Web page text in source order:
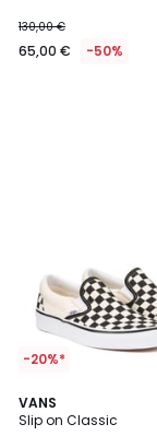
130,00 €
65,00 € -50%
-20%*
VANS
Slip on Classic
4,5
/ 5
4
Couleurs